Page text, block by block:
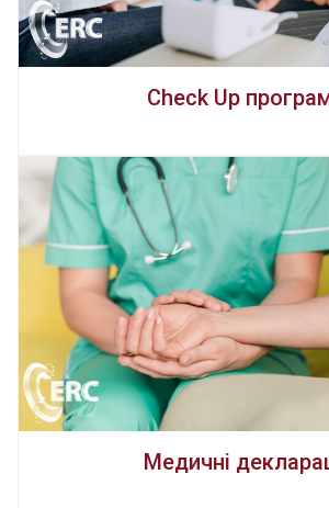
Check Up
Медичні